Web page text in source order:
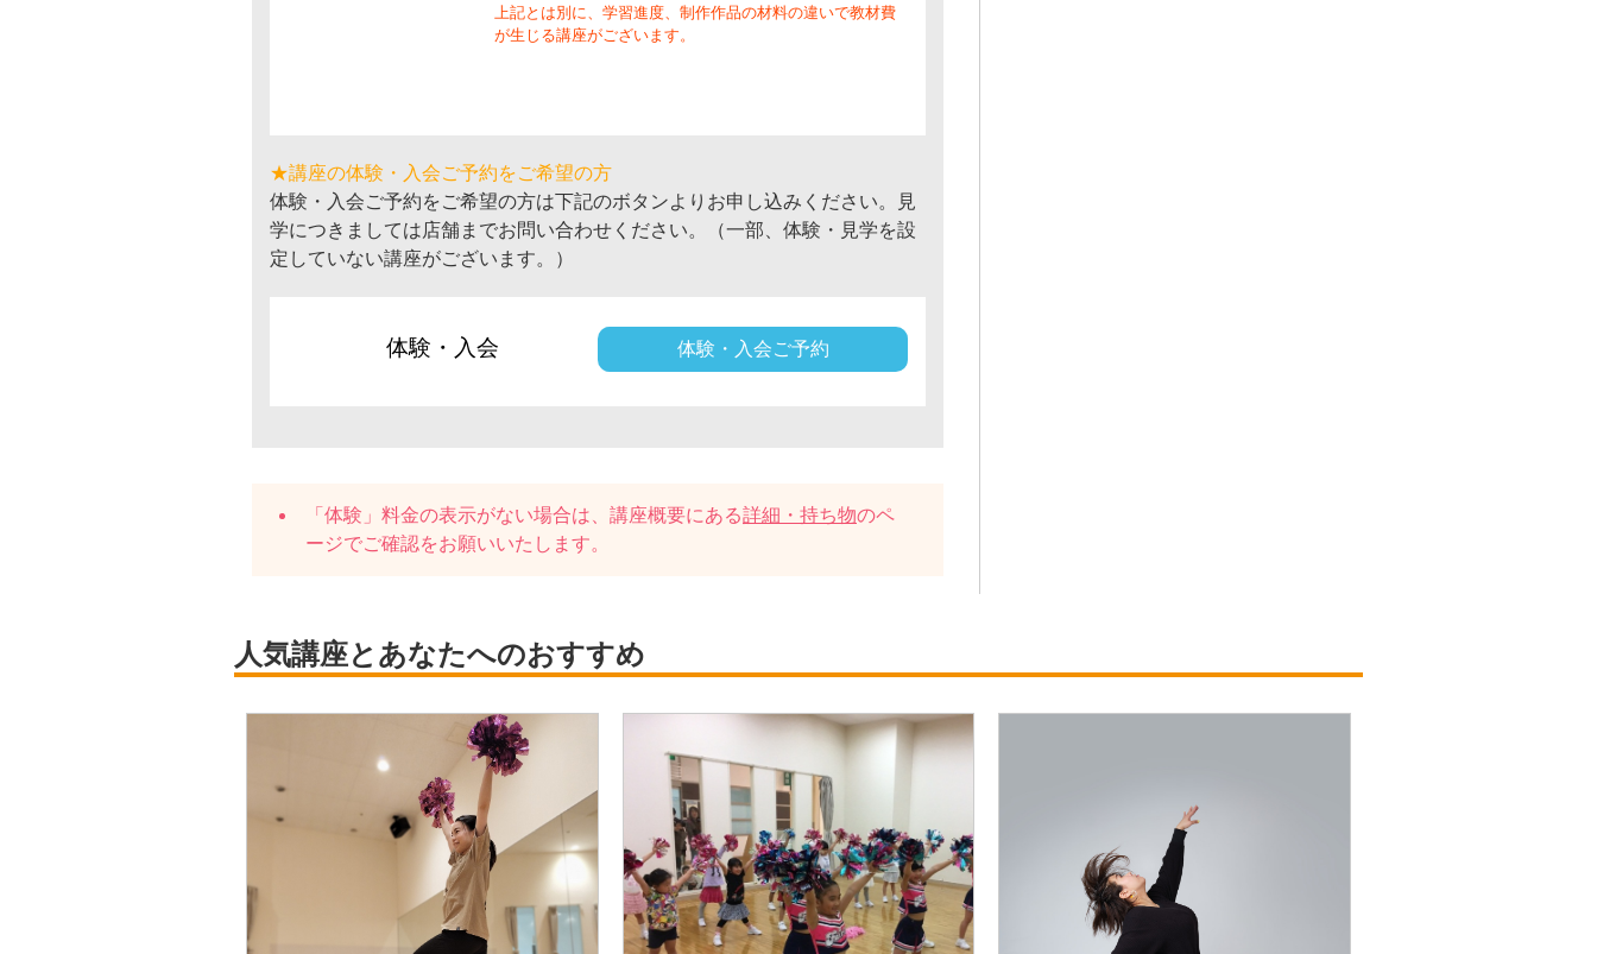
上記とは別に、学習進度、制作作品の材料の違いで教材費
が生じる講座がございます。
★講座の体験・入会ご予約をご希望の方
体験・入会ご予約をご希望の方は下記のボタンよりお申し込みください。見
学につきましては店舗までお問い合わせください。（一部、体験・見学を設
定していない講座がございます。）
体験・入会 体験・入会ご予約
「体験」料金の表示がない場合は、講座概要にある詳細・持ち物のペ
ージでご確認をお願いいたします。